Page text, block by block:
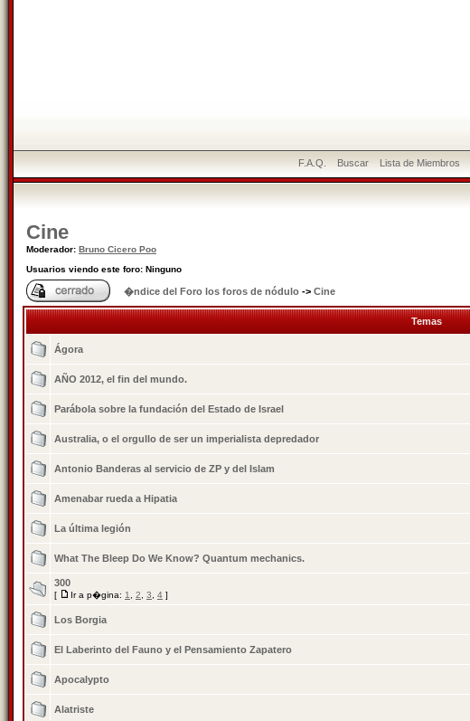
F.A.Q. Buscar Lista de Miembros
Cine
Moderador: Bruno Cicero Poo
Usuarios viendo este foro: Ninguno
�ndice del Foro los foros de nódulo -> Cine
Temas
Ágora
AÑO 2012, el fin del mundo.
Parábola sobre la fundación del Estado de Israel
Australia, o el orgullo de ser un imperialista depredador
Antonio Banderas al servicio de ZP y del Islam
Amenabar rueda a Hipatia
La última legión
What The Bleep Do We Know? Quantum mechanics.
300
[ Ir a p�gina: 1 2 3 4 ]
Los Borgia
El Laberinto del Fauno y el Pensamiento Zapatero
Apocalypto
Alatriste